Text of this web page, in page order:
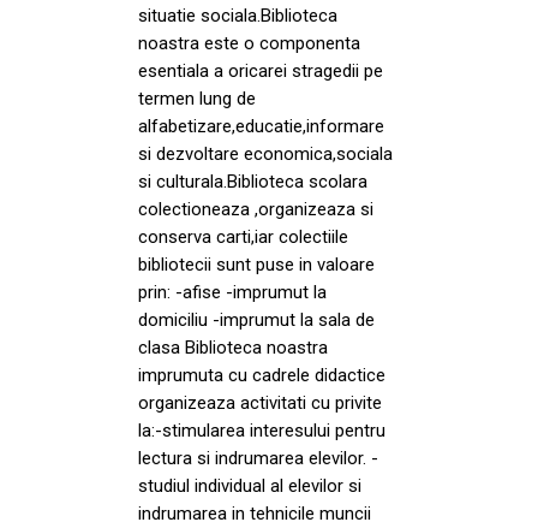
situatie sociala.Biblioteca
noastra este o componenta
esentiala a oricarei stragedii pe
termen lung de
alfabetizare,educatie,informare
si dezvoltare economica,sociala
si culturala.Biblioteca scolara
colectioneaza ,organizeaza si
conserva carti,iar colectiile
bibliotecii sunt puse in valoare
prin: -afise -imprumut la
domiciliu -imprumut la sala de
clasa Biblioteca noastra
imprumuta cu cadrele didactice
organizeaza activitati cu privite
la:-stimularea interesului pentru
lectura si indrumarea elevilor. -
studiul individual al elevilor si
indrumarea in tehnicile muncii